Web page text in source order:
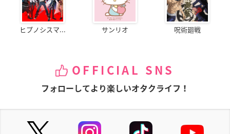
ヒプノシスマ... サンリオ 呪術廻戦
OFFICIAL SNS
フォローしてより楽しいオタクライフ！